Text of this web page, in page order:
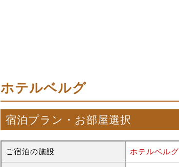
ホテルベルグ
宿泊プラン・お部屋選択
ご宿泊の施設 ホテルベルグ